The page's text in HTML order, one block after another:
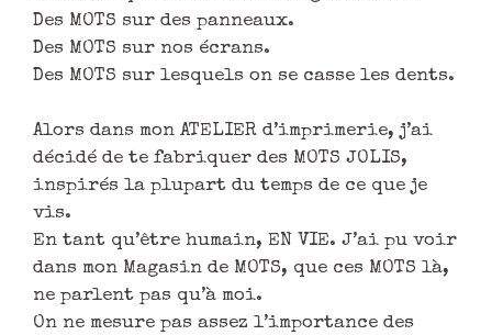
Des MOTS sur des panneaux.
Des MOTS sur nos écrans.
Des MOTS sur lesquels on se casse les dents.
Alors dans mon ATELIER d’imprimerie, j’ai
décidé de te fabriquer des MOTS JOLIS,
inspirés la plupart du temps de ce que je
vis.
En tant qu’être humain, EN VIE. J’ai pu voir
dans mon Magasin de MOTS, que ces MOTS là,
ne parlent pas qu’à moi.
On ne mesure pas assez l’importance des